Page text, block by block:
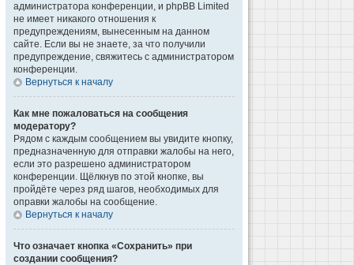
администратора конференции, и phpBB Limited
не имеет никакого отношения к
предупреждениям, вынесенным на данном
сайте. Если вы не знаете, за что получили
предупреждение, свяжитесь с администратором
конференции.
Вернуться к началу
Как мне пожаловаться на сообщения
модератору?
Рядом с каждым сообщением вы увидите кнопку,
предназначенную для отправки жалобы на него,
если это разрешено администратором
конференции. Щёлкнув по этой кнопке, вы
пройдёте через ряд шагов, необходимых для
оправки жалобы на сообщение.
Вернуться к началу
Что означает кнопка «Сохранить» при
создании сообщения?